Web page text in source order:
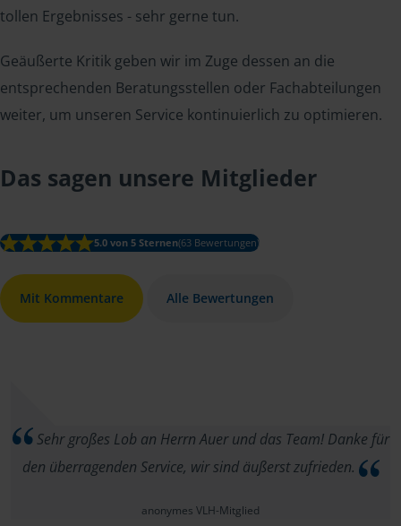
tollen Ergebnisses - sehr gerne tun.
Geäußerte Kritik geben wir im Zuge dessen an die
entsprechenden Beratungsstellen oder Fachabteilungen
weiter, um unseren Service kontinuierlich zu optimieren.
Das sagen unsere Mitglieder
5.0 von 5 Sternen(63 Bewertungen)
Mit Kommentare Alle Bewertungen
Sehr großes Lob an Herrn Auer und das Team! Danke für
den überragenden Service, wir sind äußerst zufrieden.
anonymes VLH-Mitglied